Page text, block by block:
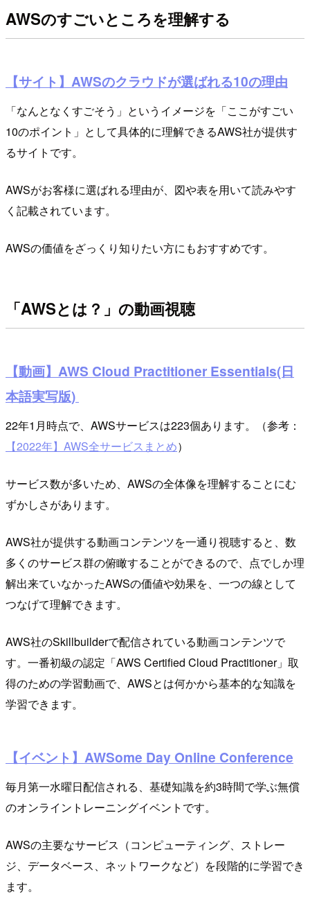
AWSのすごいところを理解する
【サイト】AWSのクラウドが選ばれる10の理由
「なんとなくすごそう」というイメージを「ここがすごい
10のポイント」として具体的に理解できるAWS社が提供す
るサイトです。
AWSがお客様に選ばれる理由が、図や表を用いて読みやす
く記載されています。
AWSの価値をざっくり知りたい方にもおすすめです。
「AWSとは？」の動画視聴
【動画】AWS Cloud Practitioner Essentials(日
本語実写版)
22年1月時点で、AWSサービスは223個あります。（参考：
【2022年】AWS全サービスまとめ）
サービス数が多いため、AWSの全体像を理解することにむ
ずかしさがあります。
AWS社が提供する動画コンテンツを一通り視聴すると、数
多くのサービス群の俯瞰することができるので、点でしか理
解出来ていなかったAWSの価値や効果を、一つの線として
つなげて理解できます。
AWS社のSkillbuilderで配信されている動画コンテンツで
す。一番初級の認定「AWS Certified Cloud Practitioner」取
得のための学習動画で、AWSとは何かから基本的な知識を
学習できます。
【イベント】AWSome Day Online Conference
毎月第一水曜日配信される、基礎知識を約3時間で学ぶ無償
のオンライントレーニングイベントです。
AWSの主要なサービス（コンピューティング、ストレー
ジ、データベース、ネットワークなど）を段階的に学習でき
ます。